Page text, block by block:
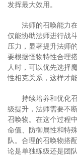
发挥最大效用。
法师的召唤能力
仅能协助法师进行战
压力，显著提升法师
要根据怪物特性合理
人时，可以优先选择
性相克关系，这样才
持续培养和优化
级提升，法师需要不
召唤物。在这个过程
命值、防御属性和特
队。合理的召唤物搭
论是单独练级还是团